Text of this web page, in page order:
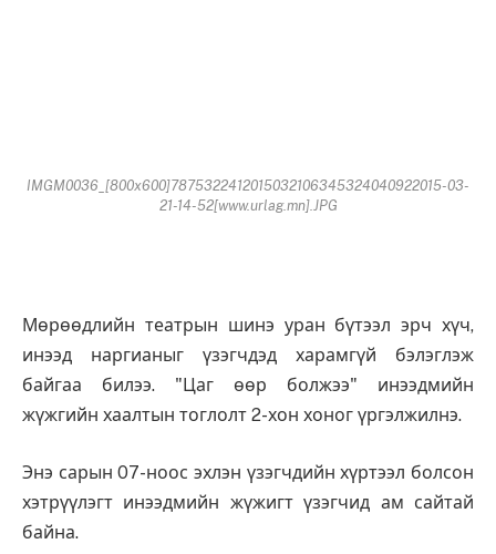
IMGM0036_[800x600]7875322412015032106345324040922015-03-
21-14-52[www.urlag.mn].JPG
Мөрөөдлийн театрын шинэ уран бүтээл эрч хүч,
инээд наргианыг үзэгчдэд харамгүй бэлэглэж
байгаа билээ. "Цаг өөр болжээ" инээдмийн
жүжгийн хаалтын тоглолт 2-хон хоног үргэлжилнэ.
Энэ сарын 07-ноос эхлэн үзэгчдийн хүртээл болсон
хэтрүүлэгт инээдмийн жүжигт үзэгчид ам сайтай
байна.